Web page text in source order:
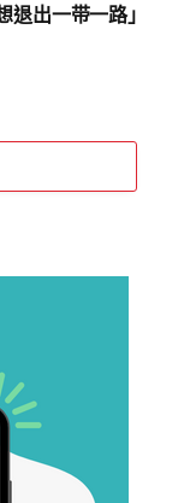
退出一带一路」